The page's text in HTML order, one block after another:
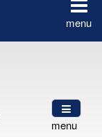
menu
menu